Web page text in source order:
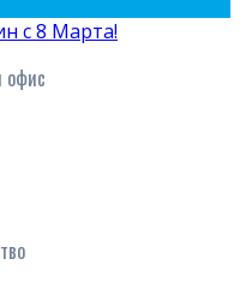
с 8 Марта!
офис